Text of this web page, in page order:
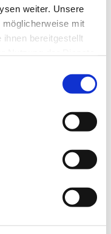
weiter. Unsere
mit
bereitgestellt